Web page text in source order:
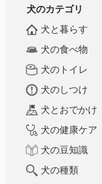
犬のカテゴリ
犬と暮らす
犬の食べ物
犬のトイレ
犬のしつけ
犬とおでかけ
犬の健康ケア
犬の豆知識
犬の種類